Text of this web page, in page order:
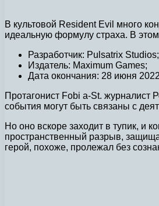
В культовой Resident Evil много
идеальную формулу страха. В
Разработчик: Pulsatrix Studios;
Издатель: Maximum Games;
Дата окончания: 28 июня
Протагонист Fobi a-St. журналист
события могут быть связаны с
Но оно вскоре заходит в тупик, и
пространственный разрыв,
герой, похоже, пролежал без